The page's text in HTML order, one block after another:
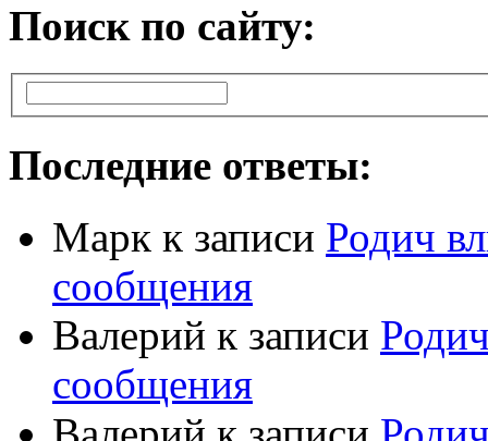
Поиск по сайту:
Последние ответы:
Марк к записи Родич
сообщения
Валерий к записи
сообщения